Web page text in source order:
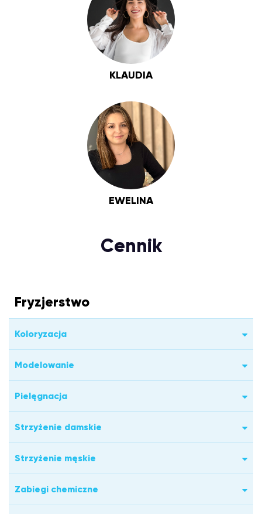
KLAUDIA
EWELINA
Cennik
Fryzjerstwo
Koloryzacja
Modelowanie
Pielęgnacja
Strzyżenie damskie
Strzyżenie męskie
Zabiegi chemiczne